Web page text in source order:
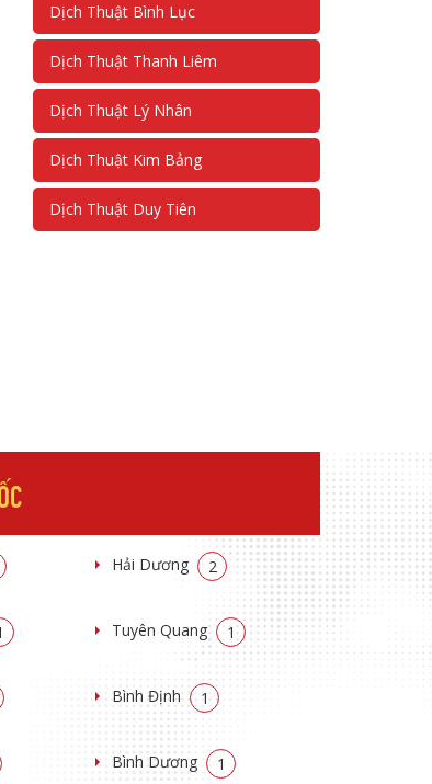
Dịch Thuật Bình Lục
Dịch Thuật Thanh Liêm
Dịch Thuật Lý Nhân
Dịch Thuật Kim Bảng
Dịch Thuật Duy Tiên
Hải Dương 2
Tuyên Quang 1
Bình Định 1
Bình Dương 1